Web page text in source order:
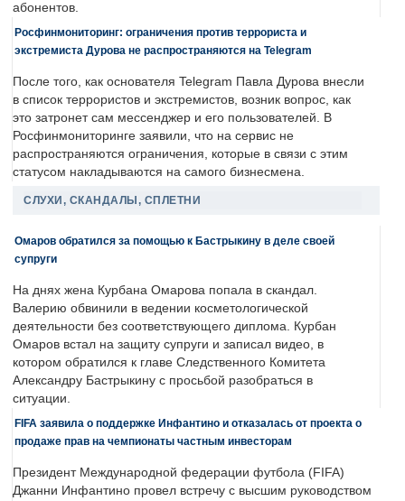
абонентов.
Росфинмониторинг: ограничения против террориста и
экстремиста Дурова не распространяются на Telegram
После того, как основателя Telegram Павла Дурова внесли
в список террористов и экстремистов, возник вопрос, как
это затронет сам мессенджер и его пользователей. В
Росфинмониторинге заявили, что на сервис не
распространяются ограничения, которые в связи с этим
статусом накладываются на самого бизнесмена.
СЛУХИ, СКАНДАЛЫ, СПЛЕТНИ
Омаров обратился за помощью к Бастрыкину в деле своей
супруги
На днях жена Курбана Омарова попала в скандал.
Валерию обвинили в ведении косметологической
деятельности без соответствующего диплома. Курбан
Омаров встал на защиту супруги и записал видео, в
котором обратился к главе Следственного Комитета
Александру Бастрыкину с просьбой разобраться в
ситуации.
FIFA заявила о поддержке Инфантино и отказалась от проекта о
продаже прав на чемпионаты частным инвесторам
Президент Международной федерации футбола (FIFA)
Джанни Инфантино провел встречу с высшим руководством